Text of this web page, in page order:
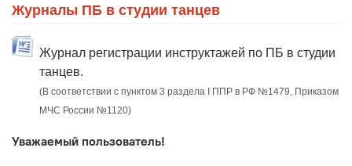
Журналы ПБ в студии танцев
Журнал регистрации инструктажей по ПБ в студии
танцев.
(В соответствии с пунктом 3 раздела I ППР в РФ №1479, Приказом
МЧС России №1120)
Уважаемый пользователь!